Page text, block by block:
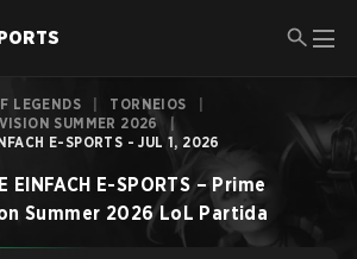
LEGENDS TORNEIOS
SUMMER 2026
|
E-SPORTS - JUL 1, 2026
EINFACH E-SPORTS– Prime
Summer 2026 LoL Partida